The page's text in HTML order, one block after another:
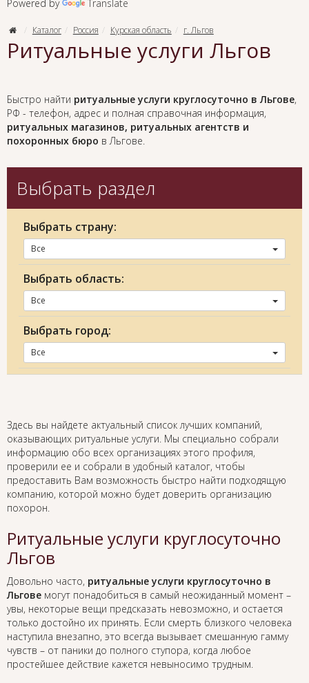
Powered by Translate
Каталог Россия Курская область г. Льгов
Ритуальные услуги Льгов
Быстро найти ритуальные услуги круглосуточно в Льгове,
РФ - телефон, адрес и полная справочная информация,
ритуальных магазинов, ритуальных агентств и
похоронных бюро в Льгове.
Выбрать раздел
Выбрать страну:
Все
Выбрать область:
Все
Выбрать город:
Все
Здесь вы найдете актуальный список лучших компаний,
оказывающих ритуальные услуги. Мы специально собрали
информацию обо всех организациях этого профиля,
проверили ее и собрали в удобный каталог, чтобы
предоставить Вам возможность быстро найти подходящую
компанию, которой можно будет доверить организацию
похорон.
Ритуальные услуги круглосуточно
Льгов
Довольно часто, ритуальные услуги круглосуточно в
Льгове могут понадобиться в самый неожиданный момент –
увы, некоторые вещи предсказать невозможно, и остается
только достойно их принять. Если смерть близкого человека
наступила внезапно, это всегда вызывает смешанную гамму
чувств – от паники до полного ступора, когда любое
простейшее действие кажется невыносимо трудным.